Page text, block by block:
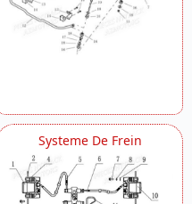
Systeme De Frein